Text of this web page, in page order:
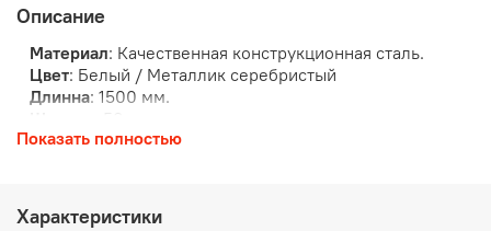
Описание
Материал: Качественная конструкционная сталь.
Цвет: Белый / Металлик серебристый
Длинна: 1500 мм.
Высота: 24 мм.
Показать полностью
Характеристики